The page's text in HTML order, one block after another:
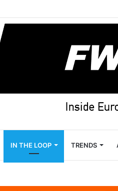
IN THE LOOP TRENDS